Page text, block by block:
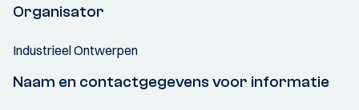
Organisator
Industrieel Ontwerpen
Naam en contactgegevens voor informatie